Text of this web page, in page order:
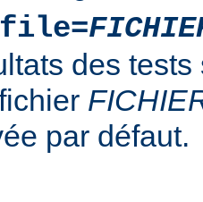
file=
des
par défaut.